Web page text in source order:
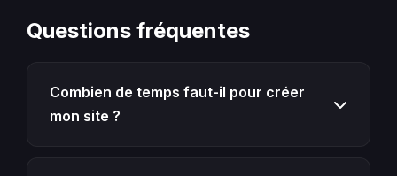
Questions fréquentes
Combien de temps faut-il pour créer
mon site ?